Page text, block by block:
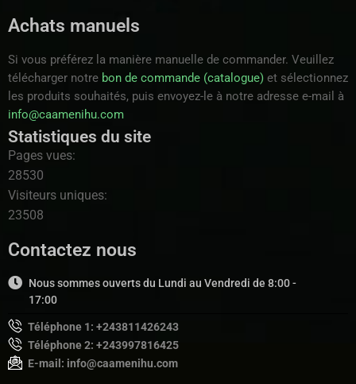
Achats manuels
Si vous préférez la manière manuelle de commander. Veuillez
télécharger notre bon de commande (catalogue) et sélectionnez
les produits souhaités, puis envoyez-le à notre adresse e-mail à
info@caamenihu.com
Statistiques du site
Pages vues:
28530
Visiteurs uniques:
23508
Contactez nous
Nous sommes ouverts du Lundi au Vendredi de 8:00 -
17:00
Téléphone 1: +243811426243
Téléphone 2: +243997816425
E-mail: info@caamenihu.com